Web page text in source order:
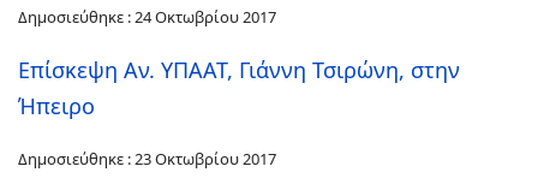
Δημοσιεύθηκε : 24 Οκτωβρίου 2017
Επίσκεψη Αν. ΥΠΑΑΤ, Γιάννη Τσιρώνη, στην
Ήπειρο
Δημοσιεύθηκε : 23 Οκτωβρίου 2017